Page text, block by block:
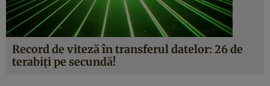
Record de viteză în transferul datelor: 26 de
terabiţi pe secundă!